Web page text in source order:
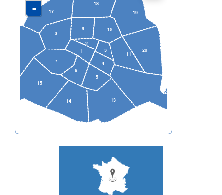
11
12
10
13
14
15
17
18
19
1 20
2
3
4
5
6
7
8
9
-